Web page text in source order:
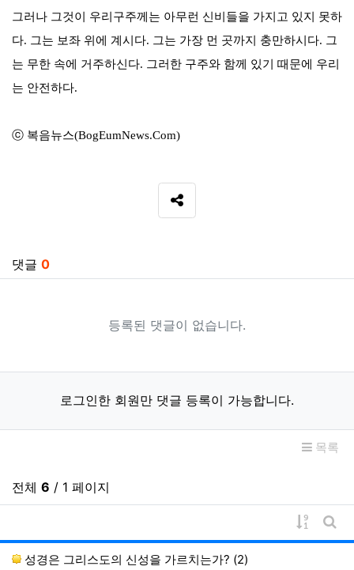
그러나 그것이 우리구주께는 아무런 신비들을 가지고 있지 못하
다. 그는 보좌 위에 계시다. 그는 가장 먼 곳까지 충만하시다. 그
는 무한 속에 거주하신다. 그러한 구주와 함께 있기 때문에 우리
는 안전하다.
ⓒ 복음뉴스(BogEumNews.Com)
SNS 공유
댓글 0
등록된 댓글이 없습니다.
로그인한 회원만 댓글 등록이 가능합니다.
목록
전체 6 / 1 페이지
게시물
게
성경은 그리스도의 신성을 가르치는가? (2)